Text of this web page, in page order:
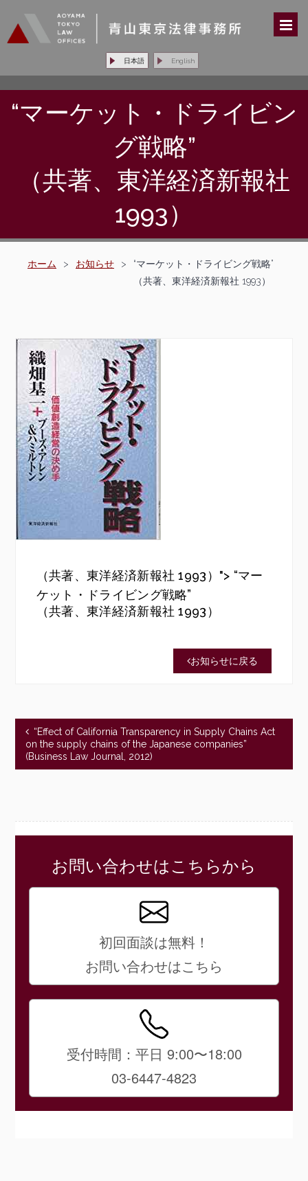
日本語 English
“マーケット・ドライビン
グ戦略”
（共著、東洋経済新報社
1993）
ホーム > お知らせ >
“マーケット・ドライビング戦略”
（共著、東洋経済新報社 1993）
（共著、東洋経済新報社 1993）"> “マー
ケット・ドライビング戦略”
（共著、東洋経済新報社 1993）
お知らせに戻る
“Effect of California Transparency in Supply Chains Act
on the supply chains of the Japanese companies”
(Business Law Journal, 2012)
お問い合わせはこちらから
初回面談は無料！
お問い合わせはこちら
受付時間：平日 9:00〜18:00
03-6447-4823